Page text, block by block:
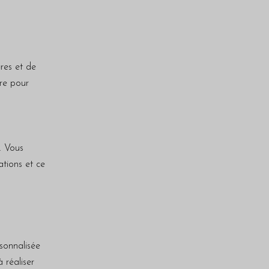
et de
pour
Vous
et ce
réaliser